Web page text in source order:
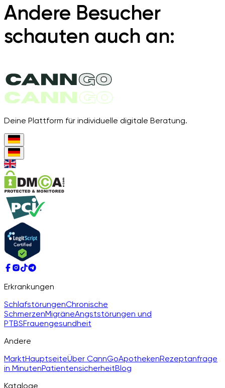
Andere Besucher
schauten auch an:
Deine Plattform für individuelle digitale Beratung.
Erkrankungen
SchlafstörungenChronische
SchmerzenMigräneAngststörungen und
PTBSFrauengesundheit
Andere
MarktHauptseiteÜber CannGoApothekenRezeptanfrage
in MinutenPatientensicherheitBlog
Kataloge